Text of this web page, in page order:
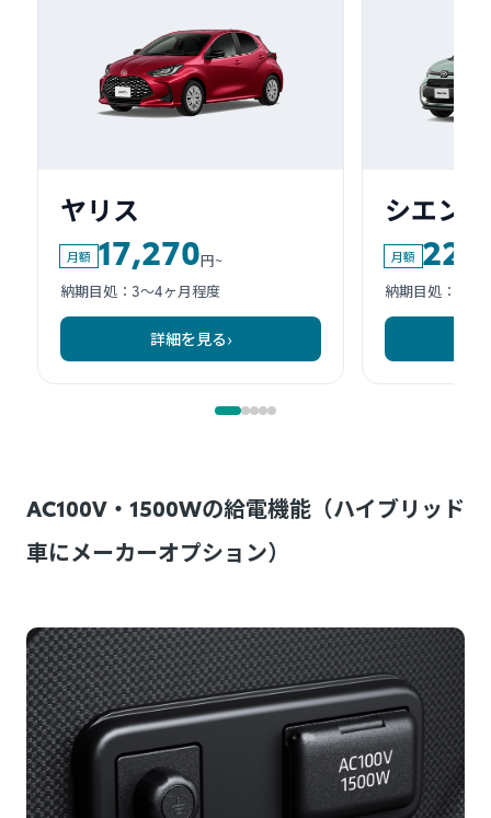
AC100V・1500Wの給電機能（ハイブリッド
車にメーカーオプション）